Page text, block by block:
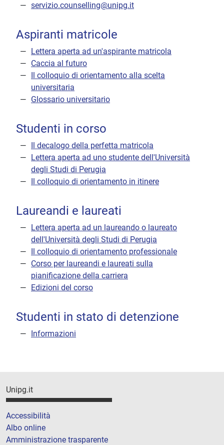
servizio.counselling@unipg.it
Aspiranti matricole
Lettera aperta ad un'aspirante matricola
Caccia al futuro
Il colloquio di orientamento alla scelta
universitaria
Glossario universitario
Studenti in corso
Il decalogo della perfetta matricola
Lettera aperta ad uno studente dell'Università
degli Studi di Perugia
Il colloquio di orientamento in itinere
Laureandi e laureati
Lettera aperta ad un laureando o laureato
dell'Università degli Studi di Perugia
Il colloquio di orientamento professionale
Corso per laureandi e laureati sulla
pianificazione della carriera
Edizioni del corso
Studenti in stato di detenzione
Informazioni
Unipg.it
Accessibilità
Albo online
Amministrazione trasparente